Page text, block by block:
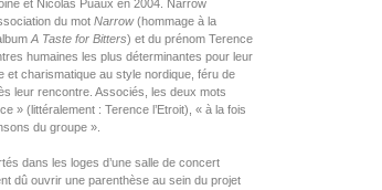
et Nicolas Puaux en 2004. Narrow
du mot Narrow(hommage à la
A Taste for Bitters) et du prénom Terence
humaines les plus déterminantes pour leur
charismatique au style nordique, féru de
leur rencontre. Associés, les deux mots
» (littéralement : Terence l’Etroit), « à la fois
du groupe »
dans les loges d’une salle de concert
dû ouvrir une parenthèse au sein du projet